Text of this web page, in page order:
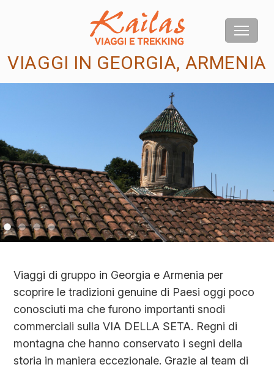
VIAGGI IN GEORGIA, ARMENIA
Viaggi di gruppo in Georgia e Armenia per
scoprire le tradizioni genuine di Paesi oggi poco
conosciuti ma che furono importanti snodi
commerciali sulla VIA DELLA SETA. Regni di
montagna che hanno conservato i segni della
storia in maniera eccezionale. Grazie al team di